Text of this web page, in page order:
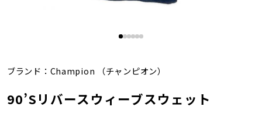
ブランド： Champion （チャンピオン）
90’Sリバースウィーブスウェット